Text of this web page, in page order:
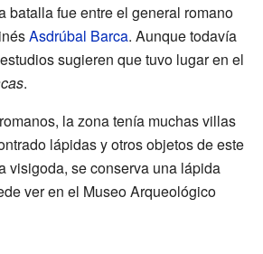
batalla fue entre el general romano
Asdrúbal Barca. Aunque todavía
sugieren que tuvo lugar en el
.
la zona tenía muchas villas
lápidas y otros objetos de este
visigoda, se conserva una lápida
ver en el Museo Arqueológico